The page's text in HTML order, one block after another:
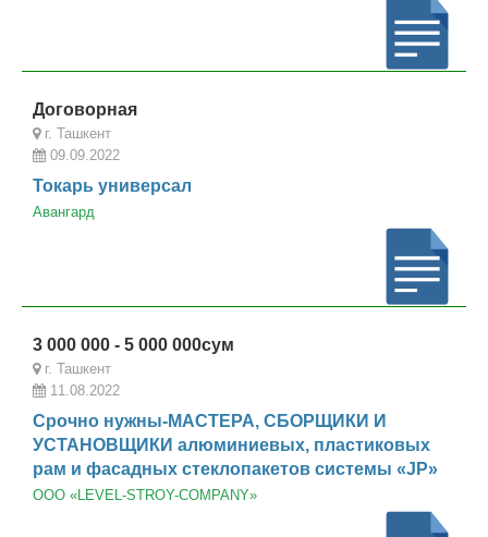
Договорная
г. Ташкент
09.09.2022
Токарь универсал
Авангард
3 000 000 - 5 000 000сум
г. Ташкент
11.08.2022
Срочно нужны-МАСТЕРА, СБОРЩИКИ И
УСТАНОВЩИКИ алюминиевых, пластиковых
рам и фасадных стеклопакетов системы «JP»
ООО «LEVEL-STROY-COMPANY»